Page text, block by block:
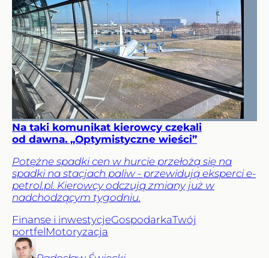
Na taki komunikat kierowcy czekali
od dawna. „Optymistyczne wieści”
Potężne spadki cen w hurcie przełożą się na
spadki na stacjach paliw - przewidują eksperci e-
petrol.pl. Kierowcy odczują zmiany już w
nadchodzącym tygodniu.
Finanse i inwestycjeGospodarkaTwój
portfelMotoryzacja